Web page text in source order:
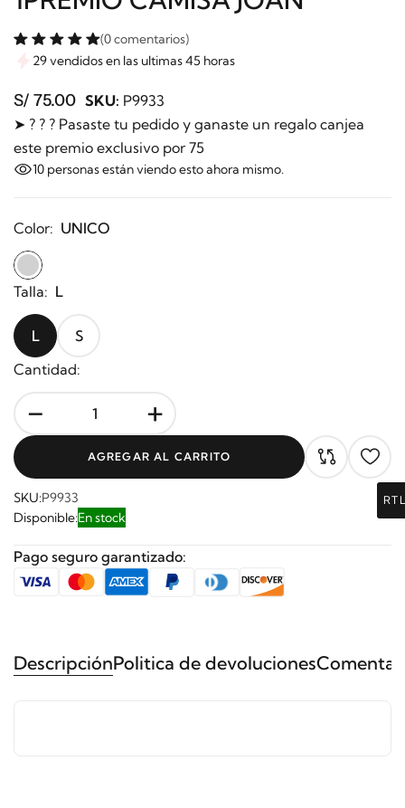
(0 comentarios)
29 vendidos en las ultimas 45 horas
S/ 75.00 SKU: P9933
➤ ? ? ? Pasaste tu pedido y ganaste un regalo canjea
este premio exclusivo por 75
10 personas están viendo esto ahora mismo.
Color: UNICO
Talla: L
L
S
Cantidad:
- +
AGREGAR AL CARRITO
SKU:P9933
Disponible:En stock
Pago seguro garantizado:
DescripciónPolitica de devoluciones